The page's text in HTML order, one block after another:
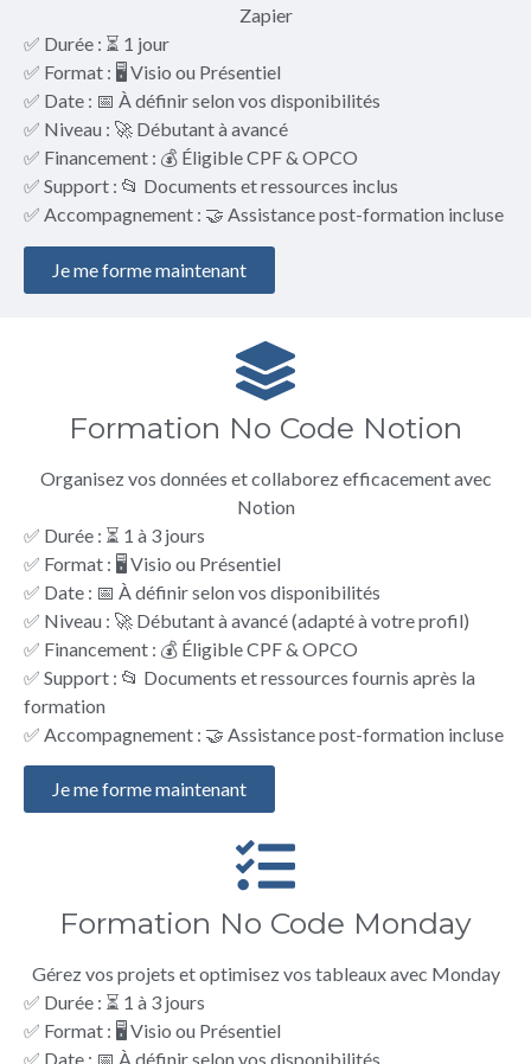
Zapier
✅ Durée : ⏳ 1 jour
✅ Format : 🖥️ Visio ou Présentiel
✅ Date : 📅 À définir selon vos disponibilités
✅ Niveau : 🚀 Débutant à avancé
✅ Financement : 💰 Éligible CPF & OPCO
✅ Support : 📂 Documents et ressources inclus
✅ Accompagnement : 🤝 Assistance post-formation incluse
Je me forme maintenant
Formation No Code Notion
Organisez vos données et collaborez efficacement avec
Notion
✅ Durée : ⏳ 1 à 3 jours
✅ Format : 🖥️ Visio ou Présentiel
✅ Date : 📅 À définir selon vos disponibilités
✅ Niveau : 🚀 Débutant à avancé (adapté à votre profil)
✅ Financement : 💰 Éligible CPF & OPCO
✅ Support : 📂 Documents et ressources fournis après la
formation
✅ Accompagnement : 🤝 Assistance post-formation incluse
Je me forme maintenant
Formation No Code Monday
Gérez vos projets et optimisez vos tableaux avec Monday
✅ Durée : ⏳ 1 à 3 jours
✅ Format : 🖥️ Visio ou Présentiel
✅ Date : 📅 À définir selon vos disponibilités